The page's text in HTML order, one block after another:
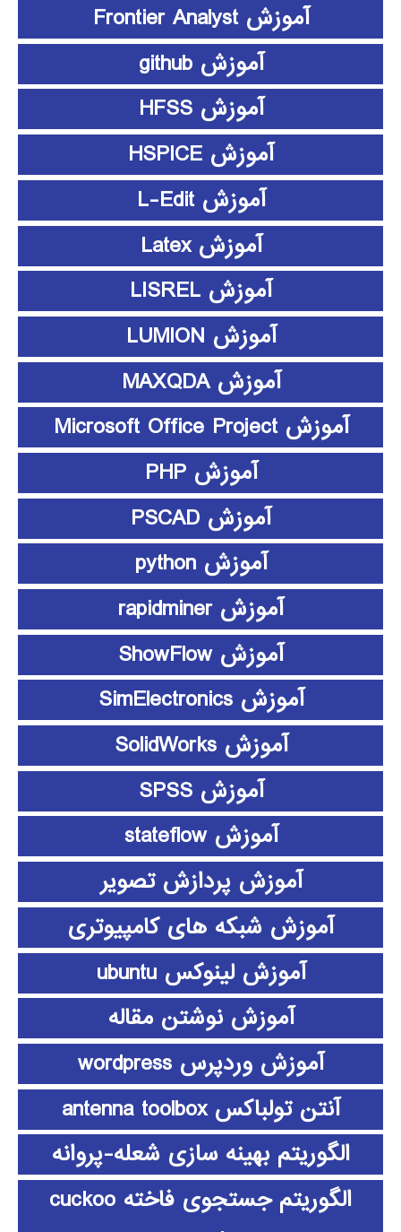
آموزش Frontier Analyst
آموزش github
آموزش HFSS
آموزش HSPICE
آموزش L-Edit
آموزش Latex
آموزش LISREL
آموزش LUMION
آموزش MAXQDA
آموزش Microsoft Office Project
آموزش PHP
آموزش PSCAD
آموزش python
آموزش rapidminer
آموزش ShowFlow
آموزش SimElectronics
آموزش SolidWorks
آموزش SPSS
آموزش stateflow
آموزش پردازش تصویر
آموزش شبکه های کامپیوتری
آموزش لینوکس ubuntu
آموزش نوشتن مقاله
آموزش وردپرس wordpress
آنتن تولباکس antenna toolbox
الگوریتم بهینه سازی شعله-پروانه
الگوریتم جستجوی فاخته cuckoo